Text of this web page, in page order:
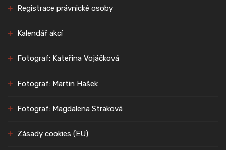
Registrace právnické osoby
Kalendář akcí
Fotograf: Kateřina Vojáčková
Fotograf: Martin Hašek
Fotograf: Magdalena Straková
Zásady cookies (EU)